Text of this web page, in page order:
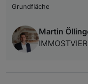
Grundfläche
Martin